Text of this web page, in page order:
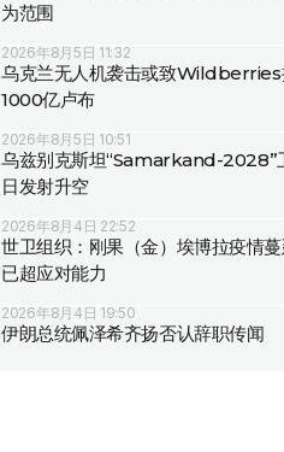
为范围
2026年8月5日 11:32
乌克兰无人机袭击或致Wildberries
1000亿卢布
2026年8月5日 10:51
乌兹别克斯坦“Samarkand-2028”
日发射升空
2026年8月4日 22:52
世卫组织：刚果（金）埃博拉疫情
已超应对能力
2026年8月4日 19:50
伊朗总统佩泽希齐扬否认辞职传闻